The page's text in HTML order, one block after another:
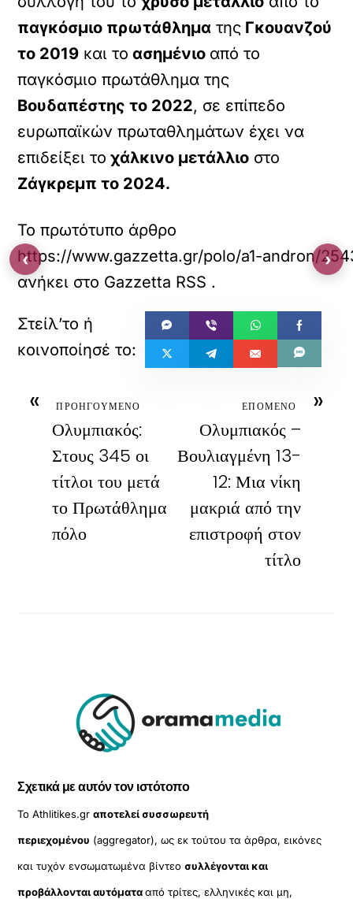
παγκόσμιο πρωτάθλημα της Γκουανζού
το 2019 και το ασημένιο από το
παγκόσμιο πρωτάθλημα της
Βουδαπέστης το 2022, σε επίπεδο
ευρωπαϊκών πρωταθλημάτων έχει να
επιδείξει το χάλκινο μετάλλιο στο
Ζάγκρεμπ το 2024.
Το πρωτότυπο άρθρο
https://www.gazzetta.gr/polo/a1-andron/
ανήκει στο Gazzetta RSS .
« ΠΡΟΗΓΟΥΜΕΝΟ
Ολυμπιακός:
Στους 345 οι
τίτλοι του μετά
το Πρωτάθλημα
πόλο
»
ΕΠΟΜΕΝΟ
Ολυμπιακός –
Βουλιαγμένη 13-
12: Μια νίκη
μακριά από την
επιστροφή στον
τίτλο
Σχετικά με αυτόν τον ιστότοπο
Το Athlitikes.grαποτελεί συσσωρευτή
περιεχομένου (aggregator), ως εκ τούτου τα άρθρα, εικόνες
και τυχόν ενσωματωμένα βίντεοσυλλέγονται και
προβάλλονται αυτόματααπό τρίτες, ελληνικές και μη,
‹ ›